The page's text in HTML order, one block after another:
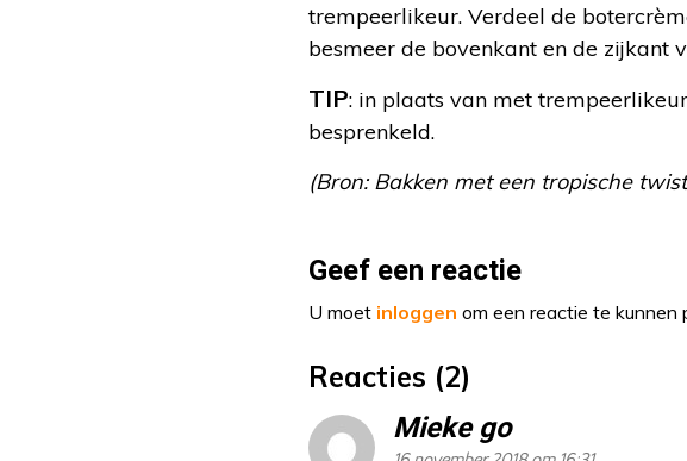
trempeerlikeur. Verdeel de
besmeer de bovenkant en de zijkant
TIP: in plaats van met
besprenkeld.
(Bron: Bakken met een tropische
Geef een reactie
U moet inloggen om een reactie te kunnen
Reacties (2)
Mieke go